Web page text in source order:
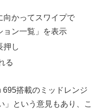
向かってスワイプで
ョン一覧」を表示
押し
る
搭載のミッドレンジ
」という意見もあり、こ